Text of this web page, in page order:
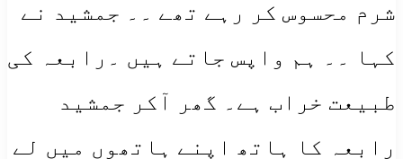
شرم محسوس کر رہے تھے ۔۔ جمشید نے
کہا ۔۔ ہم واپس جاتے ہیں ۔رابعہ کی
طبیعت خراب ہے۔ گھر آکر جمشید
رابعہ کا ہاتھ اپنے ہاتھوں میں لے